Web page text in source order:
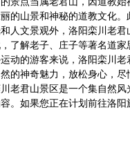
的山景和神秘的道教文化
人文景观外，洛阳栾川老
了解老子、庄子等著名道
动的游客来说，洛阳栾川
的神奇魅力，放松身心，
老君山景区是一个集自然
。如果您正在计划前往洛